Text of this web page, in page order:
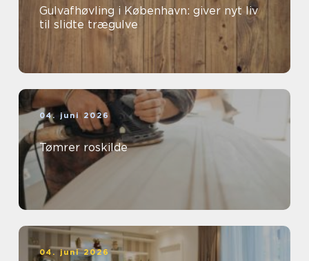
Gulvafhøvling i København: giver nyt liv
til slidte trægulve
04. juni 2026
Tømrer roskilde
04. juni 2026